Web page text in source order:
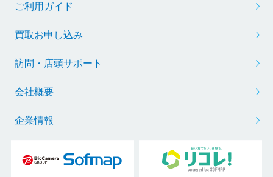
ご利用ガイド
買取お申し込み
訪問・店頭サポート
会社概要
企業情報